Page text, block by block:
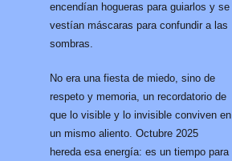
encendían hogueras para guiarlos y se
vestían máscaras para confundir a las
sombras.
No era una fiesta de miedo, sino de
respeto y memoria, un recordatorio de
que lo visible y lo invisible conviven en
un mismo aliento. Octubre 2025
hereda esa energía: es un tiempo para